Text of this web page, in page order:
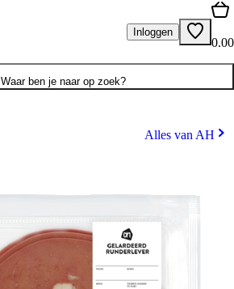
Inloggen
0.00
Waar ben je naar op zoek?
Alles van AH